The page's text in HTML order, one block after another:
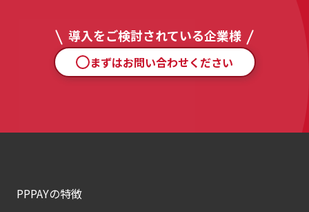
導入をご検討されている企業様
まずはお問い合わせください
PPPAYの特徴